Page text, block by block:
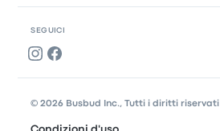
SEGUICI
© 2026 Busbud Inc., Tutti i diritti riservati